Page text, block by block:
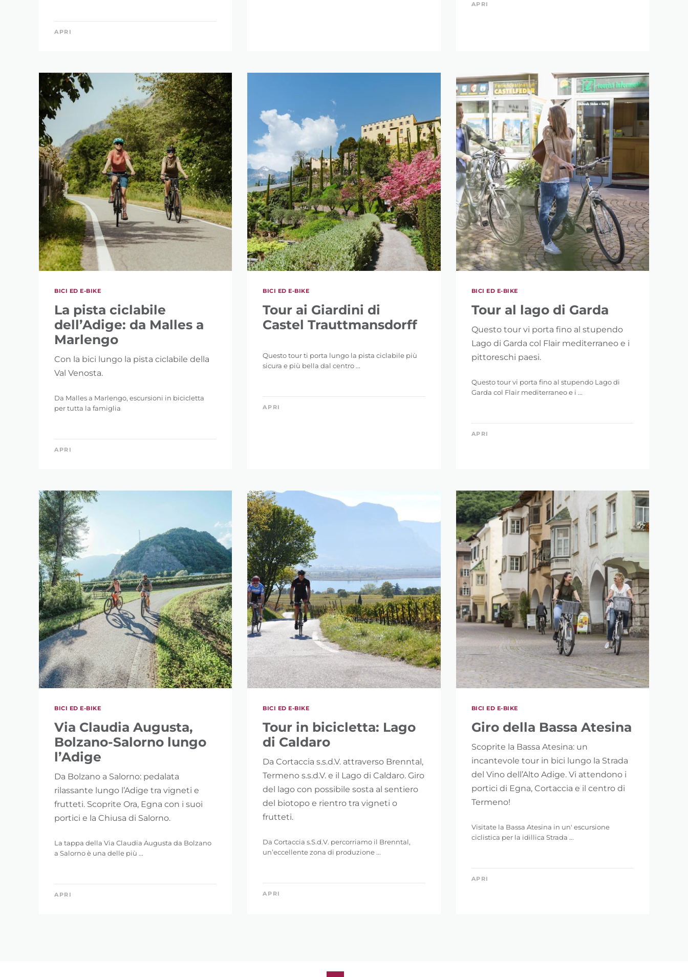
RAFFINA LA RICERCA
PAROLA CHIAVE
0 km
5.121 m
APRI
APRI
BICI ED E-BIKE
La pista ciclabile
dell’Adige: da Malles a
Marlengo
Con la bici lungo la pista ciclabile della
Val Venosta.
Da Malles a Marlengo, escursioni in bicicletta
per tutta la famiglia
APRI
BICI ED E-BIKE
Tour ai Giardini di
Castel Trauttmansdorff
Questo tour ti porta lungo la pista ciclabile più
sicura e più bella dal centro ...
APRI
BICI ED E-BIKE
Tour al lago di Garda
Questo tour vi porta fino al stupendo
Lago di Garda col Flair mediterraneo e i
pittoreschi paesi.
Questo tour vi porta fino al stupendo Lago di
Garda col Flair mediterraneo e i ...
APRI
BICI ED E-BIKE
Via Claudia Augusta,
Bolzano-Salorno lungo
l’Adige
Da Bolzano a Salorno: pedalata
rilassante lungo l’Adige tra vigneti e
frutteti. Scoprite Ora, Egna con i suoi
portici e la Chiusa di Salorno.
La tappa della Via Claudia Augusta da Bolzano
a Salorno è una delle più ...
APRI
BICI ED E-BIKE
Tour in bicicletta: Lago
di Caldaro
Da Cortaccia s.s.d.V. attraverso Brenntal,
Termeno s.s.d.V. e il Lago di Caldaro. Giro
del lago con possibile sosta al sentiero
del biotopo e rientro tra vigneti o
frutteti.
Da Cortaccia s.S.d.V. percorriamo il Brenntal,
un’eccellente zona di produzione ...
APRI
BICI ED E-BIKE
Giro della Bassa Atesina
Scoprite la Bassa Atesina: un
incantevole tour in bici lungo la Strada
del Vino dell’Alto Adige. Vi attendono i
portici di Egna, Cortaccia e il centro di
Termeno!
Visitate la Bassa Atesina in un' escursione
ciclistica per la idillica Strada ...
APRI